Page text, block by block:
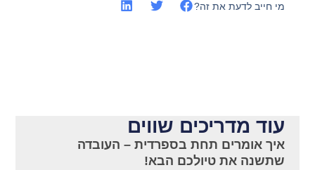
מי חייב לדעת את זה?
עוד מדריכים שווים
איך אומרים תחת בספרדית – העובדה
שתשנה את טיולכם הבא!